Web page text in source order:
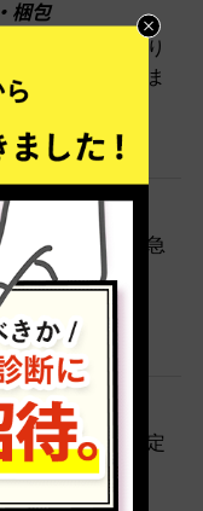
梱包
したら、箱に売り
ろ詰めて梱包しま
から発送！佐川急
き取りに伺いま
でお知らせ。査定
をお支払い！